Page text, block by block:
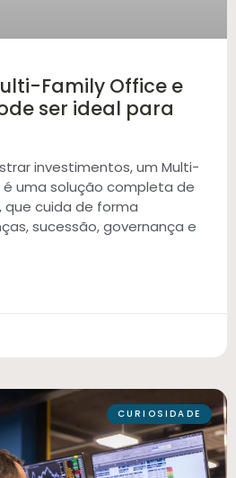
Family Office e
ser ideal para
investimentos, um Multi-
é uma solução completa de
cuida de forma
sucessão, governança e
CURIOSIDADE